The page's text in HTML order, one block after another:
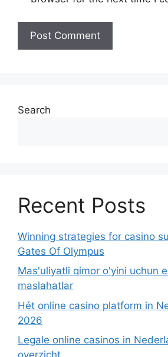
Search
Recent Posts
Winning strategies for casino
Gates Of Olympus
Mas'uliyatli qimor o'yini uchun
maslahatlar
Hét online casino platform in
2026
Legale online casinos in